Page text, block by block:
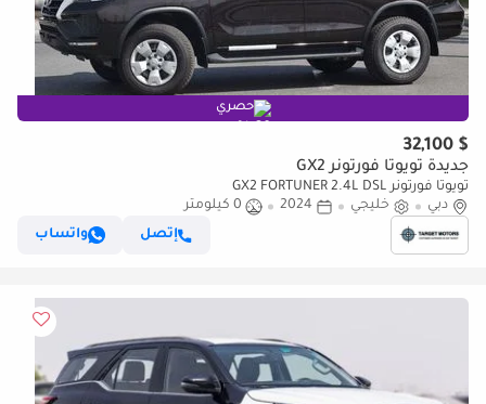
حصري
$ 32,100
جديدة تويوتا فورتونر GX2
تويوتا فورتونر GX2 FORTUNER 2.4L DSL
دبي
خليجي 2024
0 كيلومتر
إتصل
واتساب